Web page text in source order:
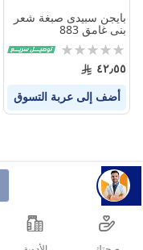
بايجن سبيدى صبغة شعر
بنى غامق 883
Rating:
0%
٤٢٫٥٥
أضف إلى عربة التسوق